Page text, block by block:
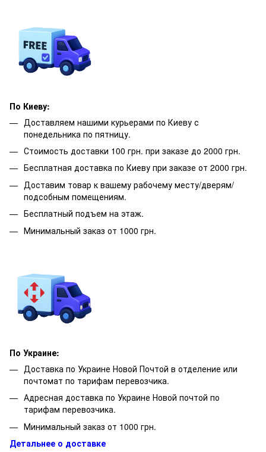
По Киеву:
Доставляем нашими курьерами по Киеву с
понедельника по пятницу.
Стоимость доставки 100 грн. при заказе до 2000 грн.
Бесплатная доставка по Киеву при заказе от 2000 грн.
Доставим товар к вашему рабочему месту/дверям/
подсобным помещениям.
Бесплатный подъем на этаж.
Минимальный заказ от 1000 грн.
По Украине:
Доставка по Украине Новой Почтой в отделение или
почтомат по тарифам перевозчика.
Адресная доставка по Украине Новой почтой по
тарифам перевозчика.
Минимальный заказ от 1000 грн.
Детальнее о доставке